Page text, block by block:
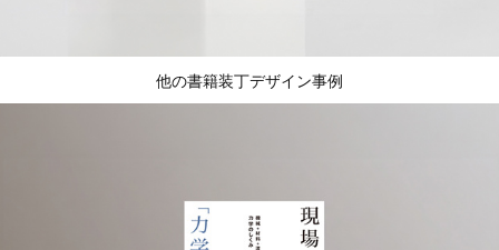
他の書籍装丁デザイン事例